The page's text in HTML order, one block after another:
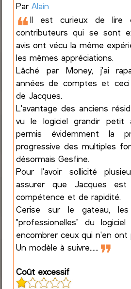
Par Alain
❝Il est curieux de lire
contributeurs qui se sont
avis ont vécu la même
les mêmes appréciations.
Lâché par Money, j'ai
années de comptes et ceci
de Jacques.
L'avantage des anciens
vu le logiciel grandir
permis évidemment la
progressive des multiples
désormais Gesfine.
Pour l'avoir sollicité
assurer que Jacques
compétence et de rapidité.
Cerise sur le gateau, les
"professionelles" du
encombrer ceux qui n'en ont
Un modèle à suivre...... ❞
Coût excessif